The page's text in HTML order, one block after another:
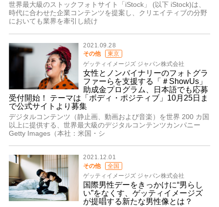
世界最大級のストックフォトサイト「iStock」 (以下 iStock)は、
時代に合わせた企業コンテンツを提案し、クリエイティブの分野
においても業界を牽引し続け
2021.09.28
その他
東京
ゲッティイメージズ ジャパン株式会社
女性とノンバイナリーのフォトグラ
ファーらを支援する「＃ShowUs」
助成金プログラム、日本語でも応募
受付開始！ テーマは「ボディ・ポジティブ」10月25日ま
で公式サイトより募集
デジタルコンテンツ（静止画、動画および音楽）を世界 200 カ国
以上に提供する、世界最大級のデジタルコンテンツカンパニー
Getty Images（本社：米国・シ
2021.12.01
その他
全国
ゲッティイメージズ ジャパン株式会社
国際男性デーをきっかけに“男らし
い”をなくす、ゲッティイメージズ
が提唱する新たな男性像とは？